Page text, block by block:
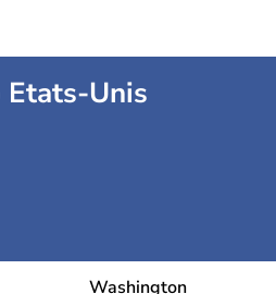
Etats-Unis
Washington